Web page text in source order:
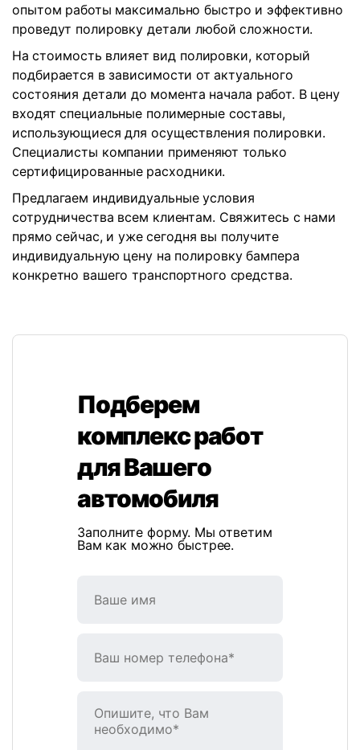
опытом работы максимально быстро и эффективно
проведут полировку детали любой сложности.
На стоимость влияет вид полировки, который
подбирается в зависимости от актуального
состояния детали до момента начала работ. В цену
входят специальные полимерные составы,
использующиеся для осуществления полировки.
Специалисты компании применяют только
сертифицированные расходники.
Предлагаем индивидуальные условия
сотрудничества всем клиентам. Свяжитесь с нами
прямо сейчас, и уже сегодня вы получите
индивидуальную цену на полировку бампера
конкретно вашего транспортного средства.
Подберем
комплекс работ
для Вашего
автомобиля
Заполните форму. Мы ответим
Вам как можно быстрее.